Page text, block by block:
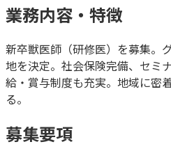
業務内容・特徴
新卒獣医師（研修医）を募集。
地を決定。社会保険完備、セミ
給・賞与制度も充実。地域に密
る。
募集要項